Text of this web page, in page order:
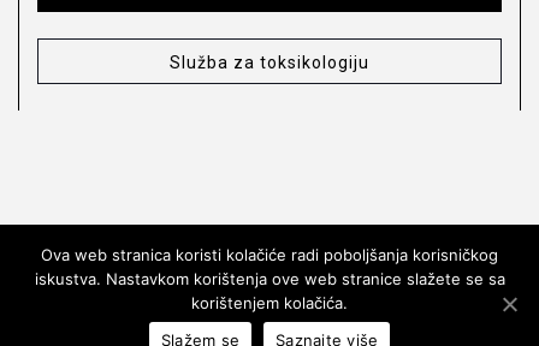
Služba za toksikologiju
© COPYRIGHT HRVATSKI ZAVOD ZA JAVNO
ZDRAVSTVO 1997 – 2020. SVA PRAVA PRIDRŽANA.
Ova web stranica koristi kolačiće radi poboljšanja korisničkog
iskustva. Nastavkom korištenja ove web stranice slažete se sa
korištenjem kolačića.
Slažem se
Saznajte više